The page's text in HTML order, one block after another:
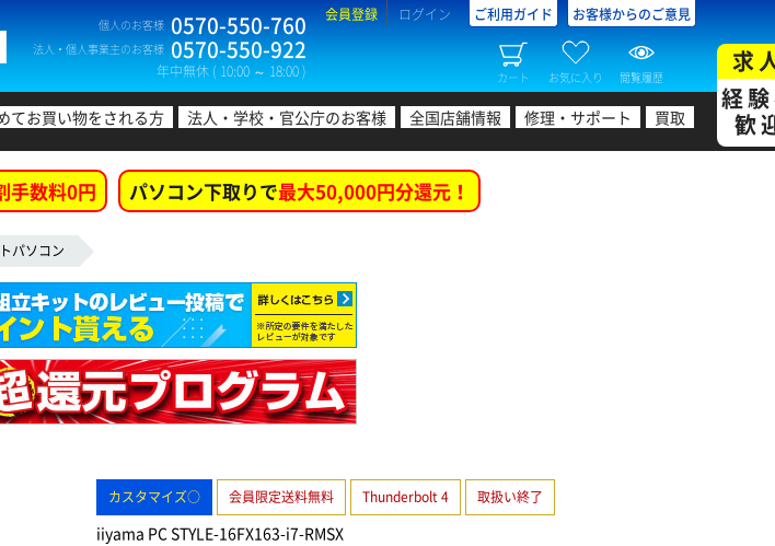
個人のお客様 0570-550-760
法人・個人事業主のお客様 0570-550-922
年中無休 ( 10:00 ～ 18:00 )
会員登録 ログイン ご利用ガイド お客様からのご意見
カート お気に入り 閲覧履歴
てお買い物をされる方 法人・学校・官公庁のお客様 全国店舗情報 修理・サポート 買取
求
経
歓
手数料0円 パソコン下取りで最大50,000円分還元！
パソコン
カスタマイズ○ 会員限定送料無料 Thunderbolt 4 取扱い終了
iiyama PC STYLE-16FX163-i7-RMSX